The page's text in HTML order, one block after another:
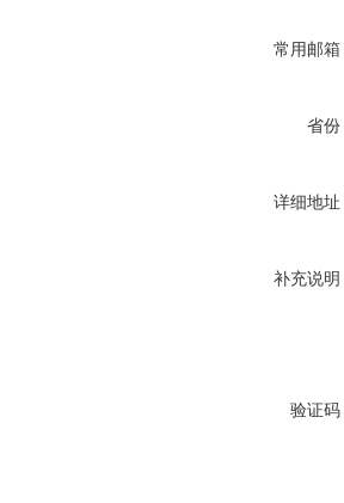
常用邮箱
省份
详细地址
补充说明
验证码